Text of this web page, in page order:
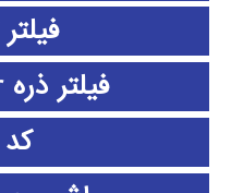
فیلتر ذره particle filter
کد SIFT